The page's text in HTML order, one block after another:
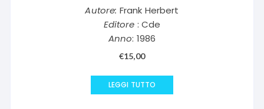
Autore: Frank Herbert
Editore : Cde
Anno: 1986
€15,00
LEGGI TUTTO